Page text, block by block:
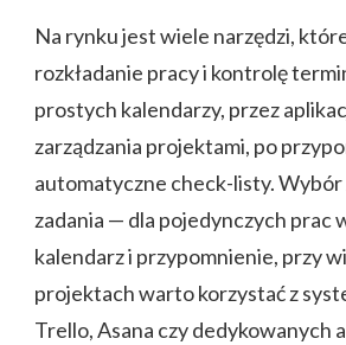
Na rynku jest wiele narzędzi,
rozkładanie pracy i kontrolę
prostych kalendarzy, przez
zarządzania projektami, po
automatyczne check-listy. Wybór
zadania — dla pojedynczych prac
kalendarz i przypomnienie, przy
projektach warto korzystać z
Trello, Asana czy dedykowanych